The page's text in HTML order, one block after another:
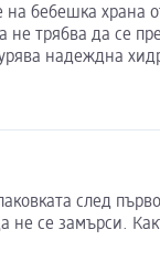
на бебешка
трябва да се
надеждна
след
не се замърси.